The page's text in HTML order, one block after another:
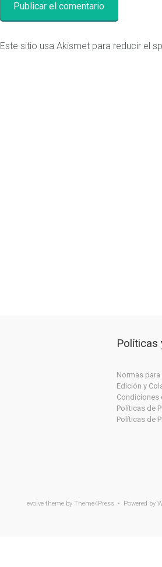
Este sitio usa Akismet para reducir el
Políticas
Normas
Edición y
Condiciones
Políticas de
Políticas de
evolve theme by Theme4Press • Powered by